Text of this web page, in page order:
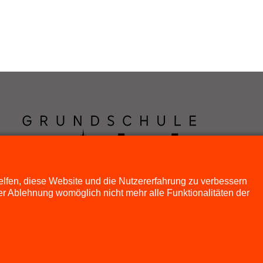
diese Website und die Nutzererfahrung zu verbessern
Ablehnung womöglich nicht mehr alle Funktionalitäten der